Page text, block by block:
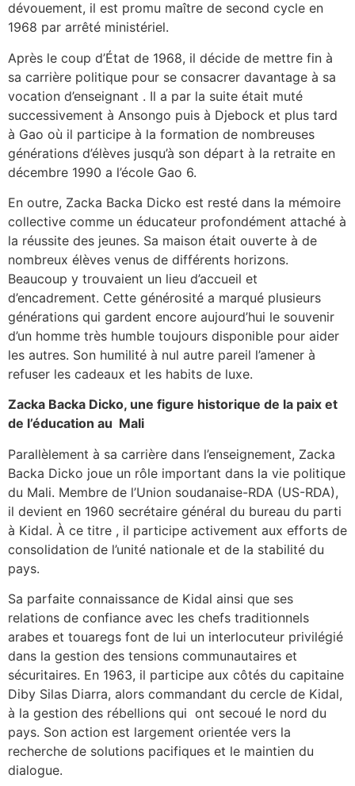
dévouement, il est promu maître de second cycle en
1968 par arrêté ministériel.
‎Après le coup d’État de 1968, il décide de mettre fin à
sa carrière politique pour se consacrer davantage à sa
vocation d’enseignant . Il a par la suite était muté
successivement à Ansongo puis à Djebock et plus tard
à Gao où il participe à la formation de nombreuses
générations d’élèves jusqu’à son départ à la retraite en
décembre 1990 a l’école Gao 6.
‎En outre, Zacka Backa Dicko est resté dans la mémoire
collective comme un éducateur profondément attaché à
la réussite des jeunes. Sa maison était ouverte à de
nombreux élèves venus de différents horizons.
Beaucoup y trouvaient un lieu d’accueil et
d’encadrement. Cette générosité a marqué plusieurs
générations qui gardent encore aujourd’hui le souvenir
d’un homme très humble toujours disponible pour aider
les autres. Son humilité à nul autre pareil l’amener à
refuser les cadeaux et les habits de luxe.
‎Zacka Backa Dicko, une figure historique de la paix et
de l’éducation au Mali
‎Parallèlement à sa carrière dans l’enseignement, Zacka
Backa Dicko joue un rôle important dans la vie politique
du Mali. Membre de l’Union soudanaise-RDA (US-RDA),
il devient en 1960 secrétaire général du bureau du parti
à Kidal. À ce titre , il participe activement aux efforts de
consolidation de l’unité nationale et de la stabilité du
pays.
‎Sa parfaite connaissance de Kidal ainsi que ses
relations de confiance avec les chefs traditionnels
arabes et touaregs font de lui un interlocuteur privilégié
dans la gestion des tensions communautaires et
sécuritaires. En 1963, il participe aux côtés du capitaine
Diby Silas Diarra, alors commandant du cercle de Kidal,
à la gestion des rébellions qui ont secoué le nord du
pays. Son action est largement orientée vers la
recherche de solutions pacifiques et le maintien du
dialogue.